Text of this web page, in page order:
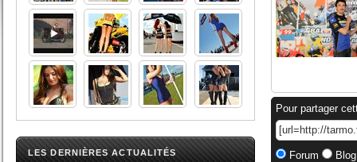
LES DERNIÈRES ACTUALITÉS
Pour partager
Forum